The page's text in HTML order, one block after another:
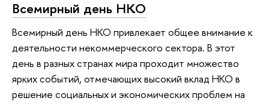
Всемирный день НКО
Всемирный день НКО привлекает общее внимание к
деятельности некоммерческого сектора. В этот
день в разных странах мира проходит множество
ярких событий, отмечающих высокий вклад НКО в
решение социальных и экономических проблем на